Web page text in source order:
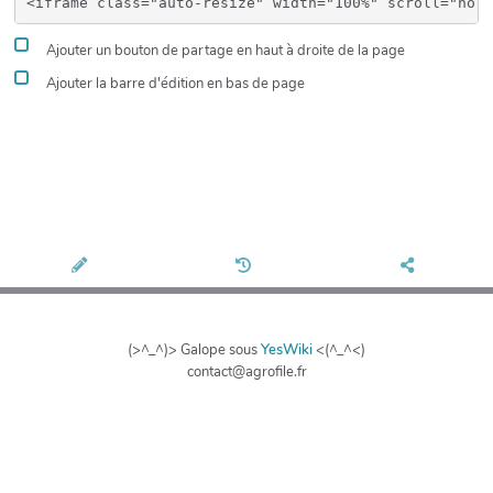
Ajouter un bouton de partage en haut à droite de la page
Ajouter la barre d'édition en bas de page
(>^_^)> Galope sousYesWiki<(^_^<)
contact@agrofile.fr